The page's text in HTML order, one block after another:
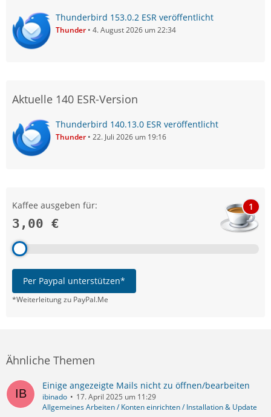
Thunderbird 153.0.2 ESR veröffentlicht
Thunder 4. August 2026 um 22:34
Aktuelle 140 ESR-Version
Thunderbird 140.13.0 ESR veröffentlicht
Thunder 22. Juli 2026 um 19:16
Kaffee ausgeben für:
3,00 €
1
Per Paypal unterstützen*
*Weiterleitung zu PayPal.Me
Ähnliche Themen
Einige angezeigte Mails nicht zu öffnen/bearbeiten
ibinado
17. April 2025 um 11:29
Allgemeines Arbeiten / Konten einrichten / Installation & Update